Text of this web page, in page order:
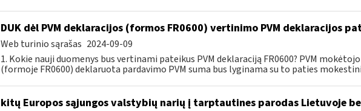
DUK dėl PVM deklaracijos (formos FR0600) vertinimo PVM deklaracijos
Web turinio sąrašas 2024-09-09
1. Kokie nauji duomenys bus vertinami pateikus PVM deklaraciją FR0600? PVM
(formoje FR0600) deklaruota pardavimo PVM suma bus lyginama su to paties
kitų Europos sąjungos valstybių narių į tarptautines parodas Lietuvoje